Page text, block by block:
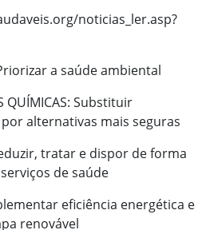
noticias_ler.asp?
a saúde ambiental
QUÍMICAS: Substituir
alternativas mais seguras
tratar e dispor de forma
de saúde
eficiência energética e
renovável